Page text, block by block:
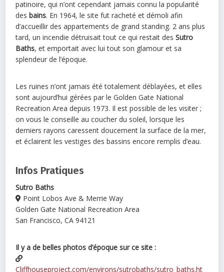
patinoire, qui n’ont cependant jamais connu la popularité
desbains. En 1964, le site fut racheté et démoli afin
d’accueillir des appartements de grand standing. 2 ans plus
tard, un incendie détruisait tout ce qui restait desSutro
Baths, et emportait avec lui tout son glamour et sa
splendeur de l’époque.
Les ruines n’ont jamais été totalement déblayées, et elles
sont aujourd’hui gérées par le Golden Gate National
Recreation Area depuis 1973. Il est possible de les visiter ;
on vous le conseille au coucher du soleil, lorsque les
derniers rayons caressent doucement la surface de la mer,
et éclairent les vestiges des bassins encore remplis d’eau.
Infos Pratiques
Sutro Baths
Point Lobos Ave & Merrie Way
Golden Gate National Recreation Area
San Francisco, CA 94121
Il y a de belles photos d’époque sur ce site :
Cliffhouseproject.com/environs/sutrobaths/sutro_baths.ht